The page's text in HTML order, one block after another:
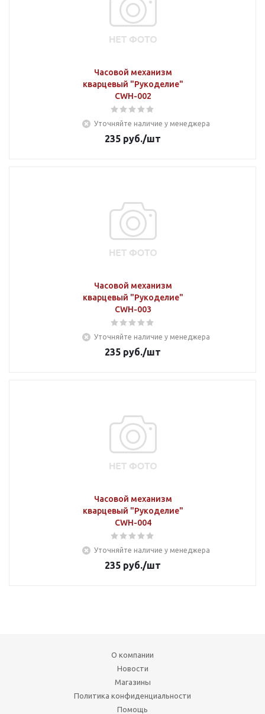
Часовой механизм
кварцевый "Рукоделие"
CWH-002
Уточняйте наличие у менеджера
235 руб./шт
Часовой механизм
кварцевый "Рукоделие"
CWH-003
Уточняйте наличие у менеджера
235 руб./шт
Часовой механизм
кварцевый "Рукоделие"
CWH-004
Уточняйте наличие у менеджера
235 руб./шт
О компании
Новости
Магазины
Политика конфиденциальности
Помощь